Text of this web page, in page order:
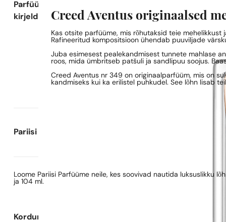
Parfüümi
kirjeldus
Creed Aventus originaalsed
Kas otsite parfüüme, mis rõhutaksid teie
Rafineeritud kompositsioon ühendab puuviljade
Juba esimesest pealekandmisest tunnete mahlase
roos, mida ümbritseb patšuli ja sandlipuu soojus.
Creed Aventus nr 349 on originaalparfüüm, mis on
kandmiseks kui ka erilistel puhkudel. See lõhn lisab
Pariisi Parfüümide kohta
Loome Pariisi Parfüüme neile, kes soovivad nautida luksuslikku
ja 104 ml.
Korduma kippuvad küsimused